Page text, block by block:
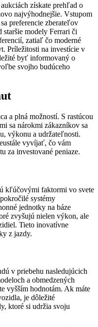
získate prehľad o
najvýhodnejšie. Vstupom
preferencie zberateľov
modely Ferrari či
zatiaľ čo moderné
Príležitosti na investície v
byť informovaný o
svojho budúceho
a plná možností. S rastúcou
sa nárokmi zákazníkov sa
výkonu a udržateľnosti.
vyvíjať, čo vám
za investované peniaze.
kľúčovými faktormi vo svete
systémy
jednotky na báze
zvyšujú nielen výkon, ale
Tieto inovatívne
z jazdy.
v priebehu nasledujúcich
a obmedzených
vyšším hodnotám. Ak máte
je dôležité
ktoré si udržia svoju